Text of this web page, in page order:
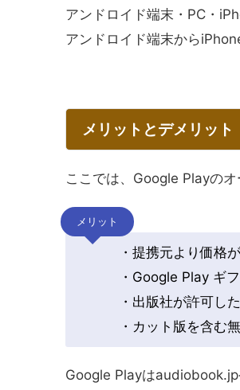
アンドロイド端末・PC・
アンドロイド端末から
メリットとデメリット
ここでは、Google Playの
メリット
・提携元より価格
・Google Play ギ
・出版社が許可し
・カット版を含む
Google Playはaudiobook.jp